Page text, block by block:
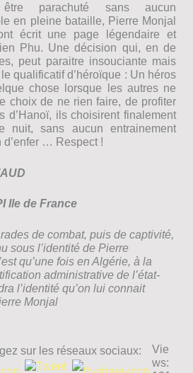
parachuté sans aucun
en pleine bataille, Pierre Monjal
écrit une page légendaire et
Phu. Une décision qui, en de
peut paraitre insouciante mais
qualificatif d’héroïque : Un héros
chose lorsque les autres ne
choix de ne rien faire, de profiter
d’Hanoï, ils choisirent finalement
nuit, sans aucun entrainement
d’enfer … Respect !
Ile de France
de combat, puis de captivité,
sous l’identité de Pierre
qu’une fois en Algérie, à la
administrative de l’état-
l’identité qu’on lui connait
Monjal
sur les réseaux sociaux:
Vie
ws: